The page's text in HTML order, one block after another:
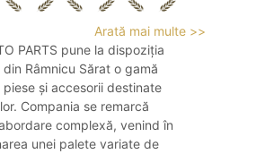
Arată mai multe >>
PARTS pune la dispoziția
Râmnicu Sărat o gamă
piese și accesorii destinate
Compania se remarcă
complexă, venind în
unei palete variate de